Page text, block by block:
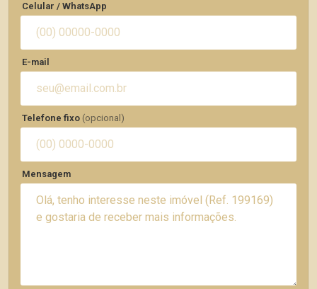
Celular / WhatsApp
E-mail
Telefone fixo (opcional)
Mensagem